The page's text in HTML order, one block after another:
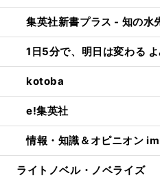
集英社新書プラス - 知の水
1日5分で、明日は変わる
kotoba
e!集英社
情報・知識＆オピニオン
ライトノベル・ノベライズ